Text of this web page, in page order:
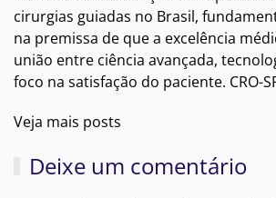
cirurgias guiadas no Brasil,
na premissa de que a excelência
união entre ciência avançada,
foco na satisfação do paciente. CRO-
Veja mais posts
Deixe um comentário